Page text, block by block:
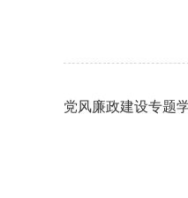
党风廉政建设专题